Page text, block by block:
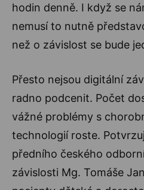
hodin denně. I když se
nemusí to nutně
než o závislost se bude
Přesto nejsou digitální
radno podcenit. Počet
vážné problémy s
technologií roste.
předního českého
závislosti Mg. Tomáše